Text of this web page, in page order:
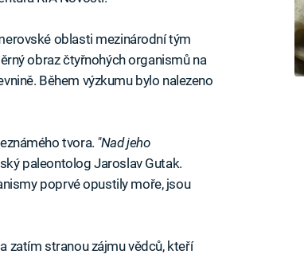
oblasti mezinárodní tým
obraz čtyřnohých organismů na
Během výzkumu bylo nalezeno
tvora. "Nad jeho
paleontolog Jaroslav Gutak.
poprvé opustily moře, jsou
zatím stranou zájmu vědců, kteří